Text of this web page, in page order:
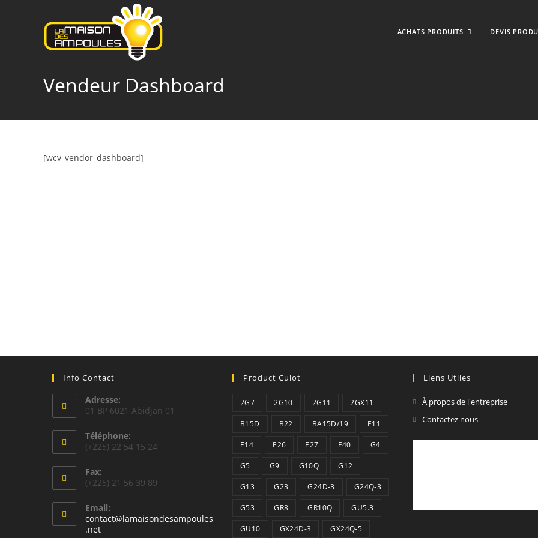
ACHATS PRODUITS DEVIS
Vendeur Dashboard
[wcv_vendor_dashboard]
Info Contact
Adresse:
01 BP 6021 Abidjan 01
Téléphone:
(+225) 22 54 15 24
Fax:
(+225) 21 56 39 89
Email:
contact@lamaisondesampoules
.netS’ouvre
Product Culot
2G7 2G10 2G11 2GX11
B15D B22 BA15D/19 E11
E14 E26 E27 E40 G4
G5 G9 G10Q G12
G13 G23 G24D-3 G24Q-3
G53 GR8 GR10Q GU5.3
GU10 GX24D-3 GX24Q-5
Liens Utiles
À propos de l'entreprise
Contactez nous